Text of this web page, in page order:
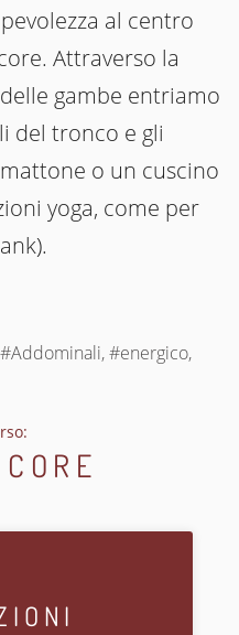
al centro
Attraverso la
gambe entriamo
del tronco e gli
o un cuscino
yoga, come per
#energico,